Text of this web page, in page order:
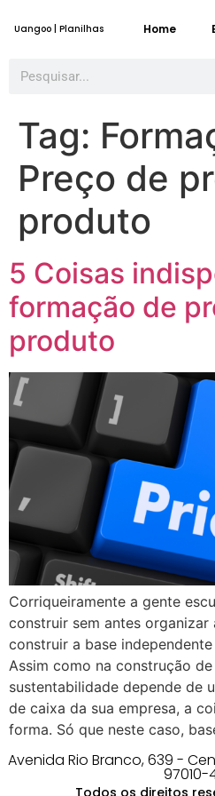
Uangoo | Planilhas Home
Tag:
Preço de
produto
5 Coisas
formação de
produto
Corriqueiramente a gente
construir sem antes organizar
construir a base
Assim como na construção de
sustentabilidade depende de
de caixa da sua empresa, a
forma. Só que neste caso,
Avenida Rio Branco, 639 -
97010-
Todos os direitos